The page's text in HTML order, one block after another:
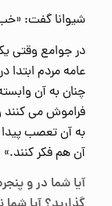
شیوانا گفت:
در جوامع وقتی
عامه مردم ابتدا
چنان به آن
فراموش می
به آن تعصب
آن هم فکر کنند.»
آیا شما در و